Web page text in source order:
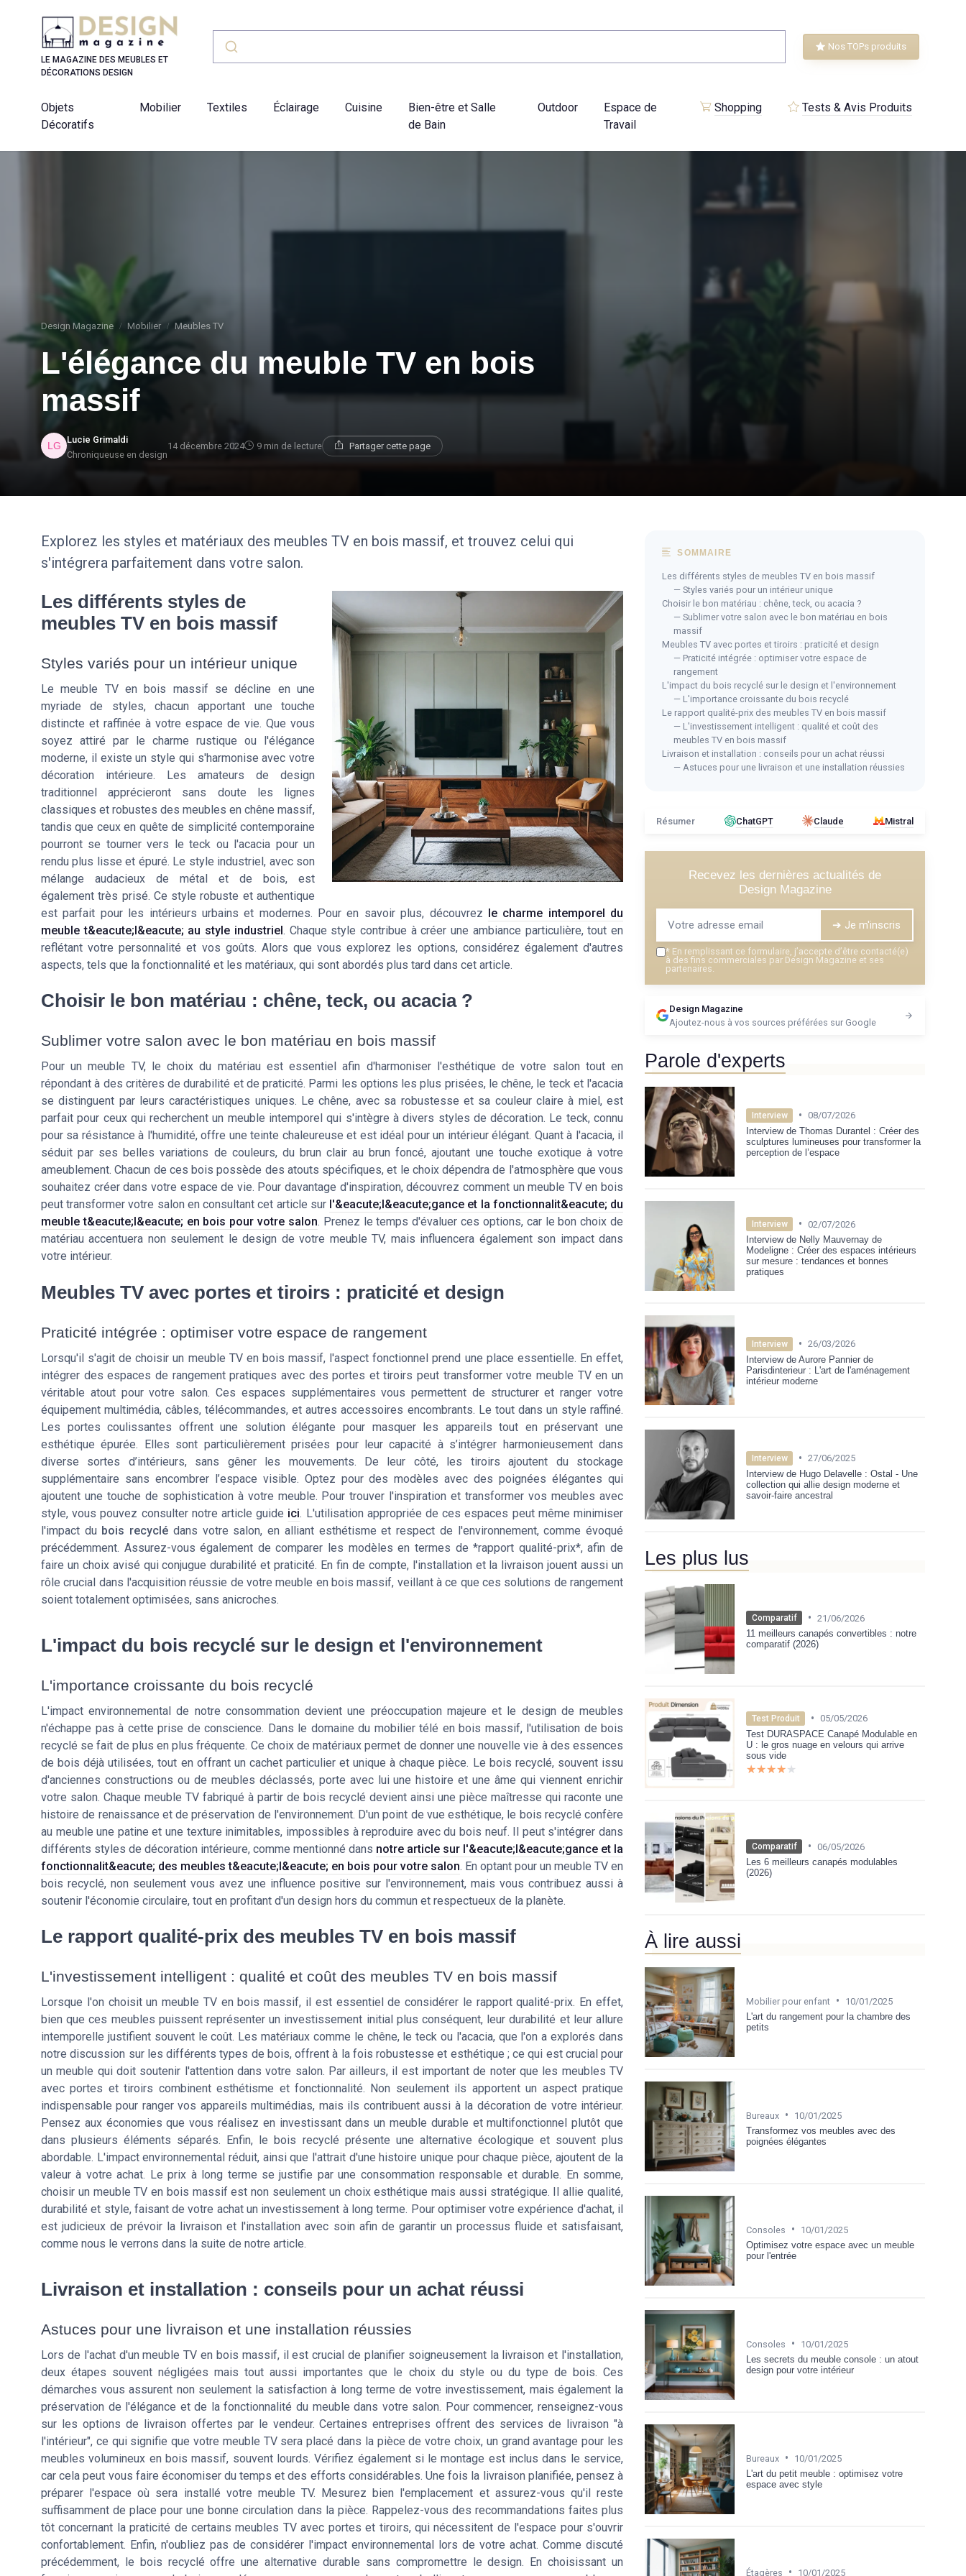
LE MAGAZINE DES MEUBLES ET
DÉCORATIONS DESIGN
Nos TOPs produits
Objets
Décoratifs
Mobilier Textiles Éclairage Cuisine
Bien-être et Salle
de Bain
Outdoor
Espace de
Travail
Shopping Tests & Avis Produits
Design Magazine Mobilier Meubles TV
L'élégance du meuble TV en bois
massif
Lucie Grimaldi
Chroniqueuse en design
14 décembre 2024 9 min de lecture Partager cette page
Explorez les styles et matériaux des meubles TV en bois massif, et trouvez celui qui
s'intégrera parfaitement dans votre salon.
Les différents styles de
meubles TV en bois massif
Styles variés pour un intérieur unique
Le meuble TV en bois massif se décline en une
myriade de styles, chacun apportant une touche
distincte et raffinée à votre espace de vie. Que vous
soyez attiré par le charme rustique ou l'élégance
moderne, il existe un style qui s'harmonise avec votre
décoration intérieure. Les amateurs de design
traditionnel apprécieront sans doute les lignes
classiques et robustes des meubles en chêne massif,
tandis que ceux en quête de simplicité contemporaine
pourront se tourner vers le teck ou l'acacia pour un
rendu plus lisse et épuré. Le style industriel, avec son
mélange audacieux de métal et de bois, est
également très prisé. Ce style robuste et authentique
est parfait pour les intérieurs urbains et modernes. Pour en savoir plus, découvrez le charme intemporel du
meuble t&eacute;l&eacute; au style industriel. Chaque style contribue à créer une ambiance particulière, tout en
reflétant votre personnalité et vos goûts. Alors que vous explorez les options, considérez également d'autres
aspects, tels que la fonctionnalité et les matériaux, qui sont abordés plus tard dans cet article.
Choisir le bon matériau : chêne, teck, ou acacia ?
Sublimer votre salon avec le bon matériau en bois massif
Pour un meuble TV, le choix du matériau est essentiel afin d'harmoniser l'esthétique de votre salon tout en
répondant à des critères de durabilité et de praticité. Parmi les options les plus prisées, le chêne, le teck et l'acacia
se distinguent par leurs caractéristiques uniques. Le chêne, avec sa robustesse et sa couleur claire à miel, est
parfait pour ceux qui recherchent un meuble intemporel qui s'intègre à divers styles de décoration. Le teck, connu
pour sa résistance à l'humidité, offre une teinte chaleureuse et est idéal pour un intérieur élégant. Quant à l'acacia, il
séduit par ses belles variations de couleurs, du brun clair au brun foncé, ajoutant une touche exotique à votre
ameublement. Chacun de ces bois possède des atouts spécifiques, et le choix dépendra de l'atmosphère que vous
souhaitez créer dans votre espace de vie. Pour davantage d'inspiration, découvrez comment un meuble TV en bois
peut transformer votre salon en consultant cet article sur l'&eacute;l&eacute;gance et la fonctionnalit&eacute; du
meuble t&eacute;l&eacute; en bois pour votre salon. Prenez le temps d'évaluer ces options, car le bon choix de
matériau accentuera non seulement le design de votre meuble TV, mais influencera également son impact dans
votre intérieur.
Meubles TV avec portes et tiroirs : praticité et design
Praticité intégrée : optimiser votre espace de rangement
Lorsqu'il s'agit de choisir un meuble TV en bois massif, l'aspect fonctionnel prend une place essentielle. En effet,
intégrer des espaces de rangement pratiques avec des portes et tiroirs peut transformer votre meuble TV en un
véritable atout pour votre salon. Ces espaces supplémentaires vous permettent de structurer et ranger votre
équipement multimédia, câbles, télécommandes, et autres accessoires encombrants. Le tout dans un style raffiné.
Les portes coulissantes offrent une solution élégante pour masquer les appareils tout en préservant une
esthétique épurée. Elles sont particulièrement prisées pour leur capacité à s’intégrer harmonieusement dans
diverse sortes d’intérieurs, sans gêner les mouvements. De leur côté, les tiroirs ajoutent du stockage
supplémentaire sans encombrer l’espace visible. Optez pour des modèles avec des poignées élégantes qui
ajoutent une touche de sophistication à votre meuble. Pour trouver l'inspiration et transformer vos meubles avec
style, vous pouvez consulter notre article guide ici. L'utilisation appropriée de ces espaces peut même minimiser
l'impact du bois recyclé dans votre salon, en alliant esthétisme et respect de l'environnement, comme évoqué
précédemment. Assurez-vous également de comparer les modèles en termes de *rapport qualité-prix*, afin de
faire un choix avisé qui conjugue durabilité et praticité. En fin de compte, l'installation et la livraison jouent aussi un
rôle crucial dans l'acquisition réussie de votre meuble en bois massif, veillant à ce que ces solutions de rangement
soient totalement optimisées, sans anicroches.
L'impact du bois recyclé sur le design et l'environnement
L'importance croissante du bois recyclé
L'impact environnemental de notre consommation devient une préoccupation majeure et le design de meubles
n'échappe pas à cette prise de conscience. Dans le domaine du mobilier télé en bois massif, l'utilisation de bois
recyclé se fait de plus en plus fréquente. Ce choix de matériaux permet de donner une nouvelle vie à des essences
de bois déjà utilisées, tout en offrant un cachet particulier et unique à chaque pièce. Le bois recyclé, souvent issu
d'anciennes constructions ou de meubles déclassés, porte avec lui une histoire et une âme qui viennent enrichir
votre salon. Chaque meuble TV fabriqué à partir de bois recyclé devient ainsi une pièce maîtresse qui raconte une
histoire de renaissance et de préservation de l'environnement. D'un point de vue esthétique, le bois recyclé confère
au meuble une patine et une texture inimitables, impossibles à reproduire avec du bois neuf. Il peut s'intégrer dans
différents styles de décoration intérieure, comme mentionné dans notre article sur l'&eacute;l&eacute;gance et la
fonctionnalit&eacute; des meubles t&eacute;l&eacute; en bois pour votre salon. En optant pour un meuble TV en
bois recyclé, non seulement vous avez une influence positive sur l'environnement, mais vous contribuez aussi à
soutenir l'économie circulaire, tout en profitant d'un design hors du commun et respectueux de la planète.
Le rapport qualité-prix des meubles TV en bois massif
L'investissement intelligent : qualité et coût des meubles TV en bois massif
Lorsque l'on choisit un meuble TV en bois massif, il est essentiel de considérer le rapport qualité-prix. En effet,
bien que ces meubles puissent représenter un investissement initial plus conséquent, leur durabilité et leur allure
intemporelle justifient souvent le coût. Les matériaux comme le chêne, le teck ou l'acacia, que l'on a explorés dans
notre discussion sur les différents types de bois, offrent à la fois robustesse et esthétique ; ce qui est crucial pour
un meuble qui doit soutenir l'attention dans votre salon. Par ailleurs, il est important de noter que les meubles TV
avec portes et tiroirs combinent esthétisme et fonctionnalité. Non seulement ils apportent un aspect pratique
indispensable pour ranger vos appareils multimédias, mais ils contribuent aussi à la décoration de votre intérieur.
Pensez aux économies que vous réalisez en investissant dans un meuble durable et multifonctionnel plutôt que
dans plusieurs éléments séparés. Enfin, le bois recyclé présente une alternative écologique et souvent plus
abordable. L'impact environnemental réduit, ainsi que l'attrait d'une histoire unique pour chaque pièce, ajoutent de la
valeur à votre achat. Le prix à long terme se justifie par une consommation responsable et durable. En somme,
choisir un meuble TV en bois massif est non seulement un choix esthétique mais aussi stratégique. Il allie qualité,
durabilité et style, faisant de votre achat un investissement à long terme. Pour optimiser votre expérience d'achat, il
est judicieux de prévoir la livraison et l'installation avec soin afin de garantir un processus fluide et satisfaisant,
comme nous le verrons dans la suite de notre article.
Livraison et installation : conseils pour un achat réussi
Astuces pour une livraison et une installation réussies
Lors de l'achat d'un meuble TV en bois massif, il est crucial de planifier soigneusement la livraison et l'installation,
deux étapes souvent négligées mais tout aussi importantes que le choix du style ou du type de bois. Ces
démarches vous assurent non seulement la satisfaction à long terme de votre investissement, mais également la
préservation de l'élégance et de la fonctionnalité du meuble dans votre salon. Pour commencer, renseignez-vous
sur les options de livraison offertes par le vendeur. Certaines entreprises offrent des services de livraison "à
l'intérieur", ce qui signifie que votre meuble TV sera placé dans la pièce de votre choix, un grand avantage pour les
meubles volumineux en bois massif, souvent lourds. Vérifiez également si le montage est inclus dans le service,
car cela peut vous faire économiser du temps et des efforts considérables. Une fois la livraison planifiée, pensez à
préparer l'espace où sera installé votre meuble TV. Mesurez bien l'emplacement et assurez-vous qu'il reste
suffisamment de place pour une bonne circulation dans la pièce. Rappelez-vous des recommandations faites plus
tôt concernant la praticité de certains meubles TV avec portes et tiroirs, qui nécessitent de l'espace pour s'ouvrir
confortablement. Enfin, n'oubliez pas de considérer l'impact environnemental lors de votre achat. Comme discuté
précédemment, le bois recyclé offre une alternative durable sans compromettre le design. En choisissant un
SOMMAIRE
Les différents styles de meubles TV en bois massif
— Styles variés pour un intérieur unique
Choisir le bon matériau : chêne, teck, ou acacia ?
— Sublimer votre salon avec le bon matériau en bois
massif
Meubles TV avec portes et tiroirs : praticité et design
— Praticité intégrée : optimiser votre espace de
rangement
L'impact du bois recyclé sur le design et l'environnement
— L'importance croissante du bois recyclé
Le rapport qualité-prix des meubles TV en bois massif
— L'investissement intelligent : qualité et coût des
meubles TV en bois massif
Livraison et installation : conseils pour un achat réussi
— Astuces pour une livraison et une installation réussies
Résumer ChatGPT Claude Mistral
Recevez les dernières actualités de
Design Magazine
➔ Je m'inscris
* En remplissant ce formulaire, j’accepte d’être contacté(e)
à des fins commerciales par Design Magazine et ses
partenaires.
Design Magazine
Ajoutez-nous à vos sources préférées sur Google
Parole d'experts
Interview • 08/07/2026
Interview de Thomas Durantel : Créer des
sculptures lumineuses pour transformer la
perception de l’espace
Interview • 02/07/2026
Interview de Nelly Mauvernay de
Modeligne : Créer des espaces intérieurs
sur mesure : tendances et bonnes
pratiques
Interview • 26/03/2026
Interview de Aurore Pannier de
Parisdinterieur : L'art de l'aménagement
intérieur moderne
Interview • 27/06/2025
Interview de Hugo Delavelle : Ostal - Une
collection qui allie design moderne et
savoir-faire ancestral
Les plus lus
Comparatif • 21/06/2026
11 meilleurs canapés convertibles : notre
comparatif (2026)
Test Produit • 05/05/2026
Test DURASPACE Canapé Modulable en
U : le gros nuage en velours qui arrive
sous vide
★★★★★
★★★★★
Comparatif • 06/05/2026
Les 6 meilleurs canapés modulables
(2026)
À lire aussi
Mobilier pour enfant •
10/01/2025
L'art du rangement pour la chambre des
petits
Bureaux •
10/01/2025
Transformez vos meubles avec des
poignées élégantes
Consoles •
10/01/2025
Optimisez votre espace avec un meuble
pour l'entrée
Consoles •
10/01/2025
Les secrets du meuble console : un atout
design pour votre intérieur
Bureaux •
10/01/2025
L'art du petit meuble : optimisez votre
espace avec style
Étagères • 10/01/2025